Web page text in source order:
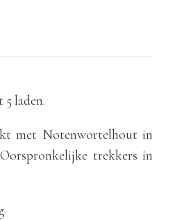
5 laden.
met Notenwortelhout in
trekkers in